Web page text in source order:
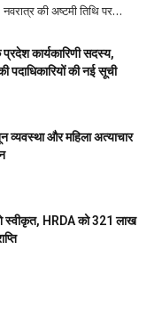
की अष्टमी तिथि पर…
कार्यकारिणी सदस्य,
पदाधिकारियों की नई सूची
व्यवस्था और महिला अत्याचार
HRDA को 321 लाख